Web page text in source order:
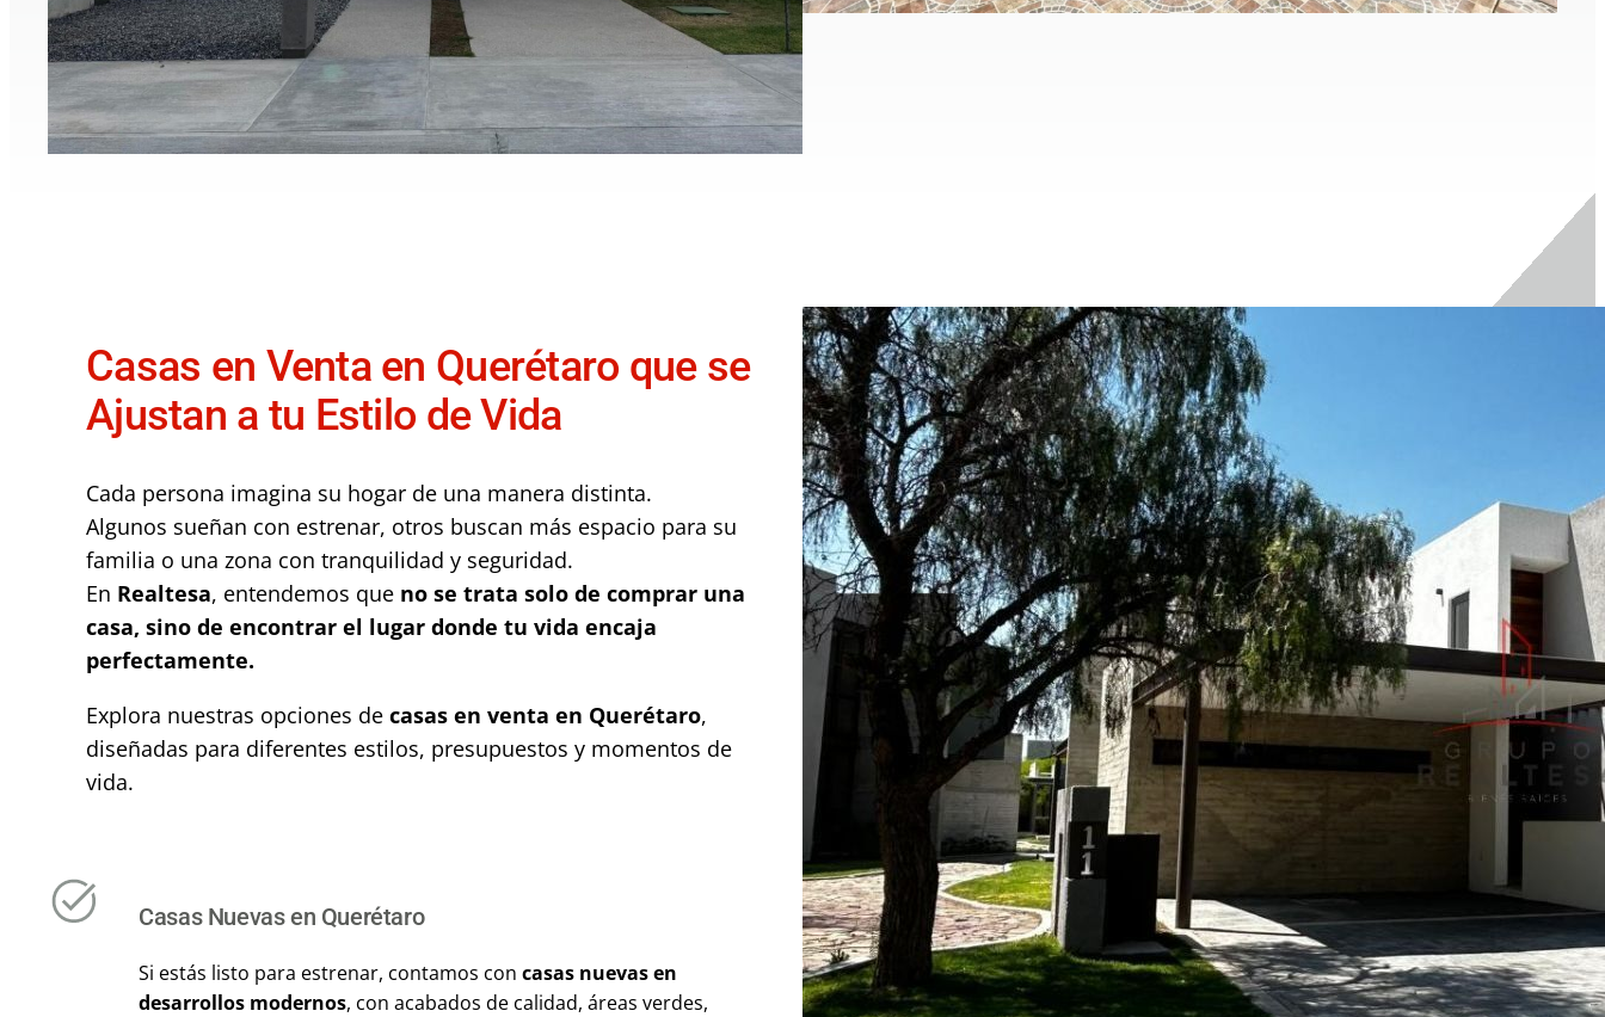
Casas en Venta en Querétaro que se
Ajustan a tu Estilo de Vida
Cada persona imagina su hogar de una manera distinta.
Algunos sueñan con estrenar, otros buscan más espacio para su
familia o una zona con tranquilidad y seguridad.
En Realtesa, entendemos que no se trata solo de comprar una
casa, sino de encontrar el lugar donde tu vida encaja
perfectamente.
Explora nuestras opciones de casas en venta en Querétaro,
diseñadas para diferentes estilos, presupuestos y momentos de
vida.
Casas Nuevas en Querétaro
Si estás listo para estrenar, contamos concasas nuevas en
desarrollos modernos, con acabados de calidad, áreas verdes,